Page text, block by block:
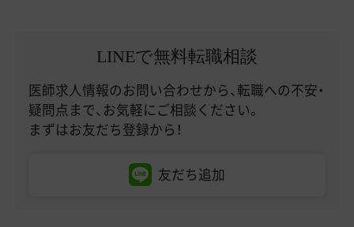
LINEで無料転職相談
医師求人情報のお問い合わせから、転職への不安・
疑問点まで、お気軽にご相談ください。
まずはお友だち登録から！
友だち追加